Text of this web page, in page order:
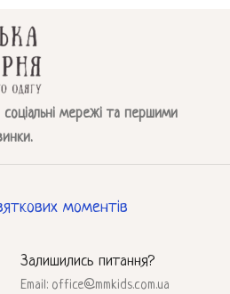
соціальні мережі та першими
моментів
Залишились питання?
Email: office@mmkids.com.ua